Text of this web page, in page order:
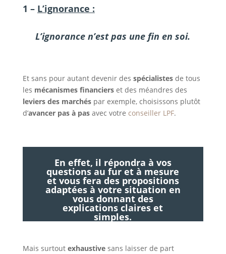
1 – L’ignorance :
L’ignorance n’est pas une fin en soi.
Et sans pour autant devenir des spécialistes de tous
les mécanismes financierset des méandres des
leviers des marchéspar exemple, choisissons plutôt
d’avancer pas à pasavec votre conseiller LPF.
En effet, il répondra à vos
questions au fur et à mesure
et vous fera des propositions
adaptées à votre situation en
vous donnant des
explications claires et
simples.
Mais surtout exhaustivesans laisser de part